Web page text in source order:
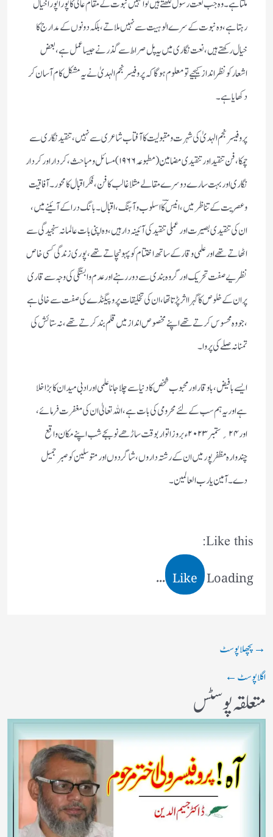
ملتا ہے ۔ وہ جب نعت رسول لکھتے ہیں تو انہیں نبوت کے مقام عالی کا پورا پورا خیال
رہتا ہے ، وہ نبوت کے سرے الوہیت سے نہیں ملاتے ، بلکہ دونوں کے مدارج کا
خیال رکھتے ہیں ، نعت نگاری میں یہ پل صراط سے گذر نے جیسا عمل ہے ، بعض
اشعار کو نظر انداز کیجیے تو معلوم ہوگا کہ پروفیسر نجم الہدیٰ نے یہ مشکل کام آسان کر
دکھایا ہے ۔
پروفیسر نجم الہدیٰ کی شہرت ومقبولیت کا آفتاب شاعری سے نہیں ، تنقید نگاری سے
چمکا ، فن تنقید اور تنقیدی مضامین (مطبوعہ۱۹۶۶) مسائل ومباحث ، کردار اور کردار
نگاری اور بہت سارے دوسرے مقالے مثلا غالب کا فن ، فکر اقبال کا محور ۔ آفاقیت
وعصریت کے تناظر میں ، انیسؔ کا اسلوب وآہنگ ، اقبال۔ بانگ درا کے آئینے میں ،
ان کی تنقیدی بصیرت اور عملی تنقید کی آئینہ دار ہیں ، وہ اپنی بات عالمانہ سنجیدگی سے
اٹھاتے تھے اور علمی وقار کے ساتھ اختتام کو پہونچاتے تھے ، پوری زندگی کسی خاص
نظر یے صفت تحریک اور گروہ بندی سے دور رہنے او ر عدم وابستگی کی وجہ سے قاری
پر ان کے خلوص کا گہرا اثر پڑتا تھا ، ان کی تخلیقات پروپیگنڈے کی صفت سے خالی ہے
، جو وہ محسوس کرتے تھے اپنے مخصوص انداز میں قلم بند کر تے تھے ، نہ ستائش کی
تمنا نہ صلے کی پروا۔
ایسے با فیض، با وقار اور محبوب شخص کا دنیا سے چلا جانا علمی اور ادبی میدان کا بڑا خلا
ہے اور یہ ہم سب کے لئے محرومی کی بات ہے، اللہ تعالیٰ ان کی مغفرت فرمائے،
اور۲۴؍ستمبر ۲۰۲۳ء بروز اتوار بوقت ساڑھے نو بجے شب اپنے مکان واقع
چندوارہ مظفر پور میں ان کے رشتہ داروں، شاگردوں اور متوسلین کو صبر جمیل
دے۔ آمین یا رب العالمین ۔
Like this:
Like Loading...
→پچھلا پوسٹ
اگلا پوسٹ←
متعلقہ پوسٹس